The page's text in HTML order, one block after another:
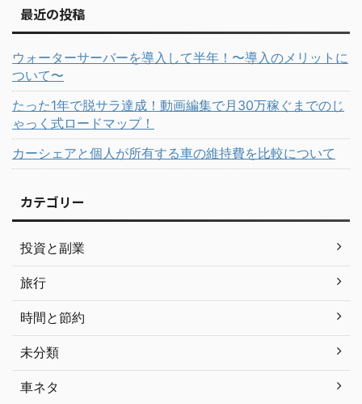
最近の投稿
ウォーターサーバーを導入して半年！〜導入のメリットに
ついて〜
たった1年で脱サラ達成！動画編集で月30万稼ぐまでのじ
ゃっく式ロードマップ！
カーシェアと個人が所有する車の維持費を比較について
カテゴリー
投資と副業
旅行
時間と節約
未分類
車ネタ